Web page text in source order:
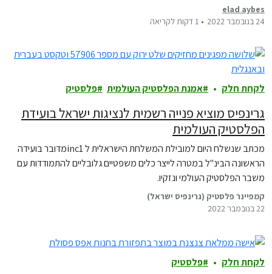
elad aybes
24 בנובמבר 2022
1 דקות לקריאה
לקחת חלק אמנת הפלסטיק העולמית פלסטיק
גרינפיס מוציא פנייה רשמית לנציגות ישראל בועידת
הפלסטיק העולמית
מכתב שנשלח היום למובילת המשלחת הישראלית ל inc1מדובר בועידה
הראשונה הבינ"ל במטרה לייצר כלים משפטיים גלובליים להתמודדות עם
משבר הפלסטיק העולמי ונזקיו.
קמפיינר פלסטיק (גרינפיס ישראל)
22 בנובמבר 2022
לקחת חלק פלסטיק